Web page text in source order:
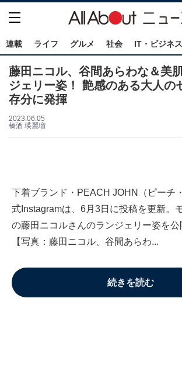
連載 ライフ グルメ 社会 IT・ビジネス
藤田ニコル、谷間あらわな＆美
ジェリー姿！ 艶感のある大人の
存分に発揮
2023.06.05
橋酒 瑛麗瑠
下着ブランド・PEACH JOHN（ピーチ
式Instagramは、6月3日に投稿を更新。
の藤田ニコルさんのランジェリー姿を公
【写真：藤田ニコル、谷間あらわ...
続きを読む